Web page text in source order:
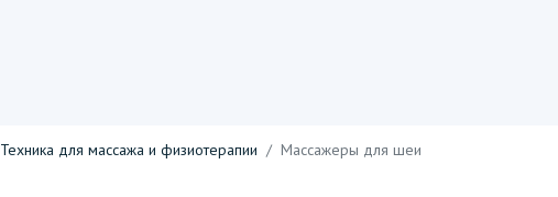
Техника для массажа и физиотерапии Массажеры для шеи